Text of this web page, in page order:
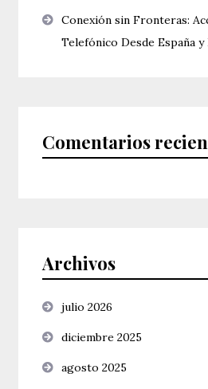
Conexión sin Fronteras:
Telefónico Desde España y
Comentarios
Archivos
julio 2026
diciembre 2025
agosto 2025